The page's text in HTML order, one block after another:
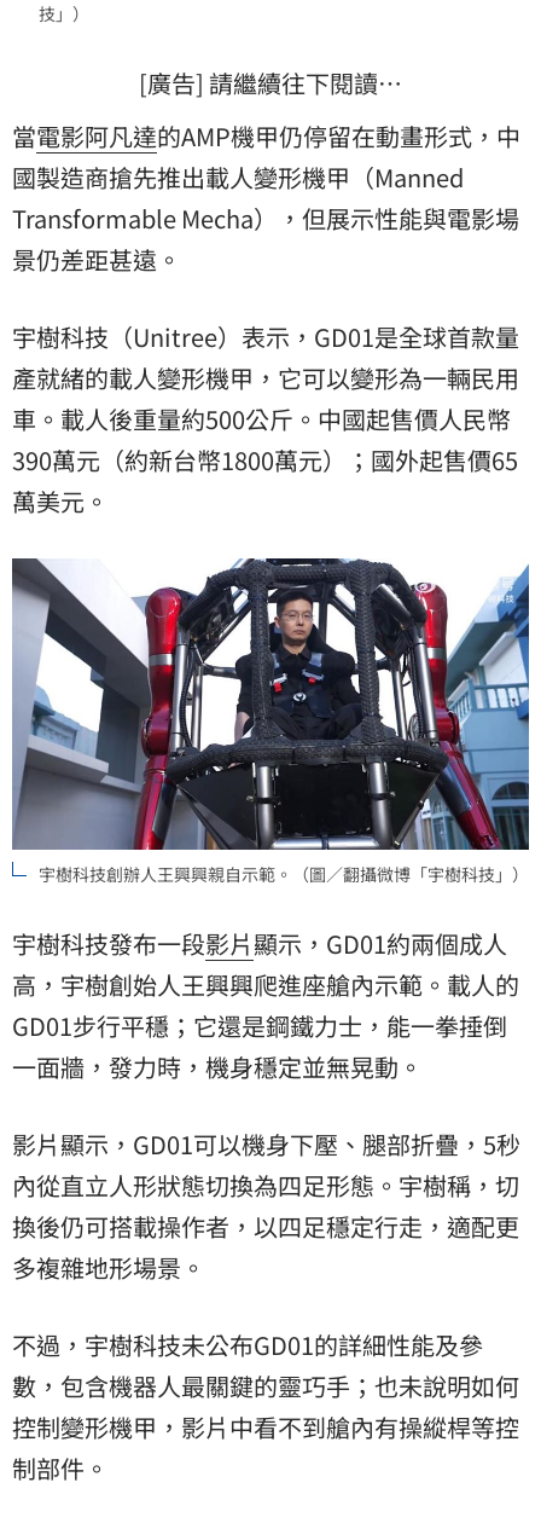
技」）
[廣告] 請繼續往下閱讀…
當電影阿凡達的AMP機甲仍停留在動畫形式，中
國製造商搶先推出載人變形機甲（Manned
Transformable Mecha），但展示性能與電影場
景仍差距甚遠。
宇樹科技（Unitree）表示，GD01是全球首款量
產就緒的載人變形機甲，它可以變形為一輛民用
車。載人後重量約500公斤。中國起售價人民幣
390萬元（約新台幣1800萬元）；國外起售價65
萬美元。
宇樹科技創辦人王興興親自示範。（圖／翻攝微博「宇樹科技」）
宇樹科技發布一段影片顯示，GD01約兩個成人
高，宇樹創始人王興興爬進座艙內示範。載人的
GD01步行平穩；它還是鋼鐵力士，能一拳捶倒
一面牆，發力時，機身穩定並無晃動。
影片顯示，GD01可以機身下壓、腿部折疊，5秒
內從直立人形狀態切換為四足形態。宇樹稱，切
換後仍可搭載操作者，以四足穩定行走，適配更
多複雜地形場景。
不過，宇樹科技未公布GD01的詳細性能及參
數，包含機器人最關鍵的靈巧手；也未說明如何
控制變形機甲，影片中看不到艙內有操縱桿等控
制部件。